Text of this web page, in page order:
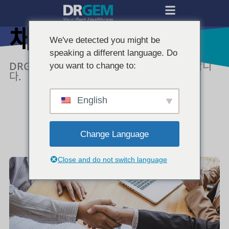
채용공고
DRGEM의 미래를 함께 만들어갈 인재를 모집합니
다.
We've detected you might be
speaking a different language. Do
you want to change to:
English
Change Language
Close and do not switch language